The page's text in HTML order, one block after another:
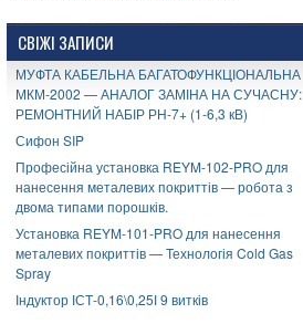
СВІЖІ ЗАПИСИ
МУФТА КАБЕЛЬНА БАГАТОФУНКЦІОНАЛЬНА
МКМ-2002 — АНАЛОГ ЗАМІНА НА СУЧАСНУ:
РЕМОНТНИЙ НАБІР РН-7+ (1-6,3 кВ)
Сифон SIP
Професійна установка REYM-102-PRO для
нанесення металевих покриттів — робота з
двома типами порошків.
Установка REYM-101-PRO для нанесення
металевих покриттів — Технологія Cold Gas
Spray
Індуктор ІСТ-0,16\0,25І 9 витків